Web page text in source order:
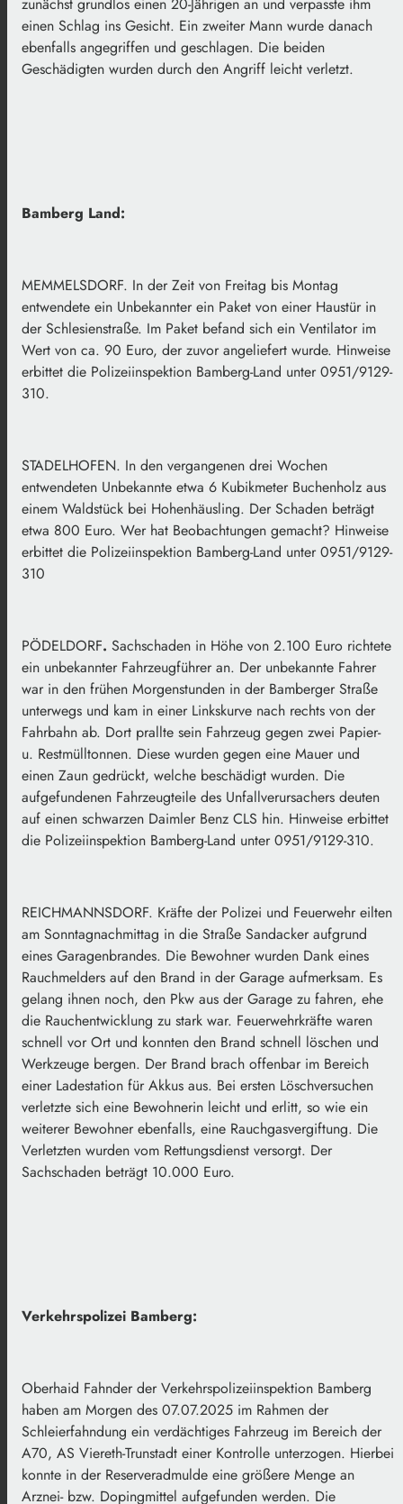
einen Schlag ins Gesicht. Ein zweiter Mann wurde danach
ebenfalls angegriffen und geschlagen. Die beiden
Geschädigten wurden durch den Angriff leicht verletzt.
Bamberg Land:
MEMMELSDORF. In der Zeit von Freitag bis Montag
entwendete ein Unbekannter ein Paket von einer Haustür in
der Schlesienstraße. Im Paket befand sich ein Ventilator im
Wert von ca. 90 Euro, der zuvor angeliefert wurde. Hinweise
erbittet die Polizeiinspektion Bamberg-Land unter 0951/9129-
310.
STADELHOFEN. In den vergangenen drei Wochen
entwendeten Unbekannte etwa 6 Kubikmeter Buchenholz aus
einem Waldstück bei Hohenhäusling. Der Schaden beträgt
etwa 800 Euro. Wer hat Beobachtungen gemacht? Hinweise
erbittet die Polizeiinspektion Bamberg-Land unter 0951/9129-
310
PÖDELDORF. Sachschaden in Höhe von 2.100 Euro richtete
ein unbekannter Fahrzeugführer an. Der unbekannte Fahrer
war in den frühen Morgenstunden in der Bamberger Straße
unterwegs und kam in einer Linkskurve nach rechts von der
Fahrbahn ab. Dort prallte sein Fahrzeug gegen zwei Papier-
u. Restmülltonnen. Diese wurden gegen eine Mauer und
einen Zaun gedrückt, welche beschädigt wurden. Die
aufgefundenen Fahrzeugteile des Unfallverursachers deuten
auf einen schwarzen Daimler Benz CLS hin. Hinweise erbittet
die Polizeiinspektion Bamberg-Land unter 0951/9129-310.
REICHMANNSDORF. Kräfte der Polizei und Feuerwehr eilten
am Sonntagnachmittag in die Straße Sandacker aufgrund
eines Garagenbrandes. Die Bewohner wurden Dank eines
Rauchmelders auf den Brand in der Garage aufmerksam. Es
gelang ihnen noch, den Pkw aus der Garage zu fahren, ehe
die Rauchentwicklung zu stark war. Feuerwehrkräfte waren
schnell vor Ort und konnten den Brand schnell löschen und
Werkzeuge bergen. Der Brand brach offenbar im Bereich
einer Ladestation für Akkus aus. Bei ersten Löschversuchen
verletzte sich eine Bewohnerin leicht und erlitt, so wie ein
weiterer Bewohner ebenfalls, eine Rauchgasvergiftung. Die
Verletzten wurden vom Rettungsdienst versorgt. Der
Sachschaden beträgt 10.000 Euro.
Verkehrspolizei Bamberg:
Oberhaid Fahnder der Verkehrspolizeiinspektion Bamberg
haben am Morgen des 07.07.2025 im Rahmen der
Schleierfahndung ein verdächtiges Fahrzeug im Bereich der
A70, AS Viereth-Trunstadt einer Kontrolle unterzogen. Hierbei
konnte in der Reserveradmulde eine größere Menge an
Arznei- bzw. Dopingmittel aufgefunden werden. Die